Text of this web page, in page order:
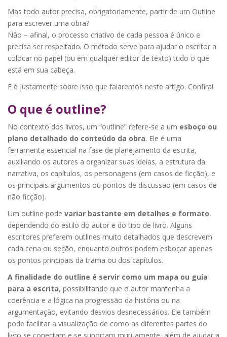
Mas todo autor precisa, obrigatoriamente, partir de um Outline
para escrever uma obra?
Não – afinal, o processo criativo de cada pessoa é único e
precisa ser respeitado. O método serve para ajudar o escritor a
colocar no papel (ou em qualquer editor de texto) tudo o que
está em sua cabeça.
E é justamente sobre isso que falaremos neste artigo. Confira!
O que é outline?
No contexto dos livros, um “outline” refere-se a um esboço ou
plano detalhado do conteúdo da obra. Ele é uma
ferramenta essencial na fase de planejamento da escrita,
auxiliando os autores a organizar suas ideias, a estrutura da
narrativa, os capítulos, os personagens (em casos de ficção), e
os principais argumentos ou pontos de discussão (em casos de
não ficção).
Um outline pode variar bastante em detalhes e formato,
dependendo do estilo do autor e do tipo de livro. Alguns
escritores preferem outlines muito detalhados que descrevem
cada cena ou seção, enquanto outros podem esboçar apenas
os pontos principais da trama ou dos capítulos.
A finalidade do outline é servir como um mapa ou guia
para a escrita, possibilitando que o autor mantenha a
coerência e a lógica na progressão da história ou na
argumentação, evitando desvios desnecessários. Ele também
pode facilitar a visualização de como as diferentes partes do